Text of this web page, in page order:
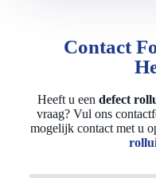
Contact
Heeft u eendefect
vraag? Vul ons
mogelijk contact met u